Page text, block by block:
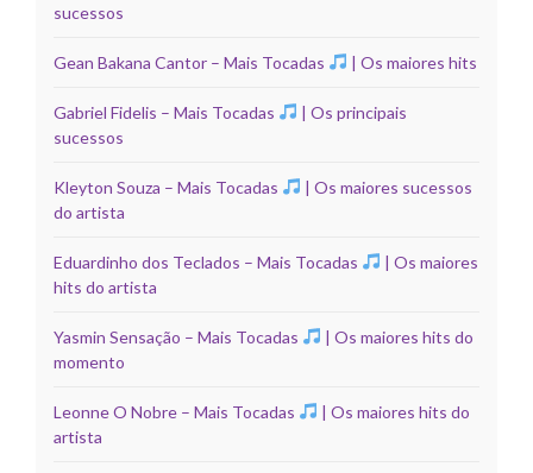
sucessos
Gean Bakana Cantor – Mais Tocadas | Os maiores hits
Gabriel Fidelis – Mais Tocadas
| Os principais
sucessos
Kleyton Souza – Mais Tocadas
| Os maiores sucessos
do artista
Eduardinho dos Teclados – Mais Tocadas
| Os maiores
hits do artista
Yasmin Sensação – Mais Tocadas
| Os maiores hits do
momento
Leonne O Nobre – Mais Tocadas
| Os maiores hits do
artista